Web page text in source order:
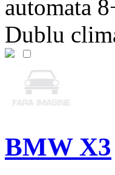
automata
Dublu
BMW X3